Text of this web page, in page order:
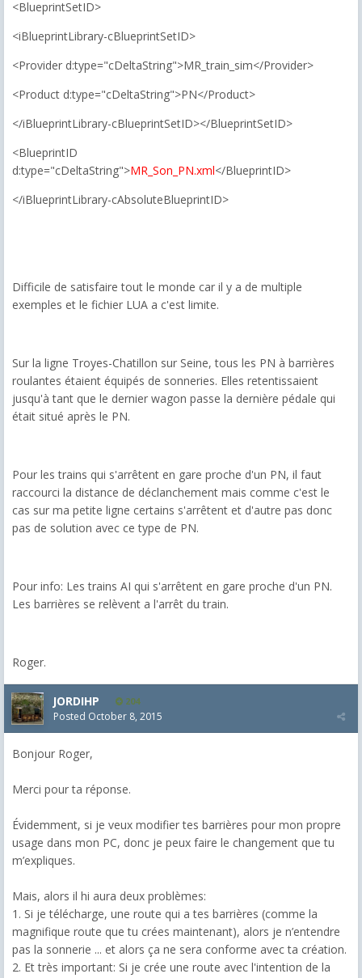
<BlueprintSetID>
<iBlueprintLibrary-cBlueprintSetID>
<Provider d:type="cDeltaString">MR_train_sim</Provider>
<Product d:type="cDeltaString">PN</Product>
</iBlueprintLibrary-cBlueprintSetID></BlueprintSetID>
<BlueprintID
d:type="cDeltaString">MR_Son_PN.xml</BlueprintID>
</iBlueprintLibrary-cAbsoluteBlueprintID>
Difficile de satisfaire tout le monde car il y a de multiple
exemples et le fichier LUA a c'est limite.
Sur la ligne Troyes-Chatillon sur Seine, tous les PN à barrières
roulantes étaient équipés de sonneries. Elles retentissaient
jusqu'à tant que le dernier wagon passe la dernière pédale qui
était situé après le PN.
Pour les trains qui s'arrêtent en gare proche d'un PN, il faut
raccourci la distance de déclanchement mais comme c'est le
cas sur ma petite ligne certains s'arrêtent et d'autre pas donc
pas de solution avec ce type de PN.
Pour info: Les trains AI qui s'arrêtent en gare proche d'un PN.
Les barrières se relèvent a l'arrêt du train.
Roger.
JORDIHP 204
Posted October 8, 2015
Bonjour Roger,
Merci pour ta réponse.
Évidemment, si je veux modifier tes barrières pour mon propre
usage dans mon PC, donc je peux faire le changement que tu
m’expliques.
Mais, alors il hi aura deux problèmes:
1. Si je télécharge, une route qui a tes barrières (comme la
magnifique route que tu crées maintenant), alors je n’entendre
pas la sonnerie ... et alors ça ne sera conforme avec ta création.
2. Et très important: Si je crée une route avec l'intention de la